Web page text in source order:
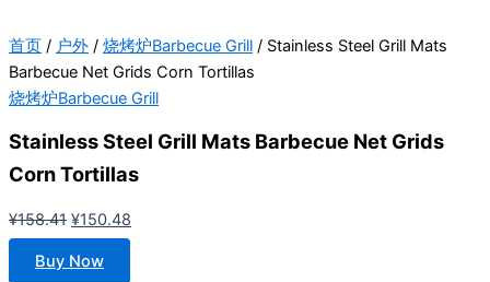
首页 / 户外 / 烧烤炉Barbecue Grill / Stainless Steel Grill Mats
Barbecue Net Grids Corn Tortillas
烧烤炉Barbecue Grill
Stainless Steel Grill Mats Barbecue Net Grids
Corn Tortillas
¥158.41 原
价
为：
¥150.48
Buy Now